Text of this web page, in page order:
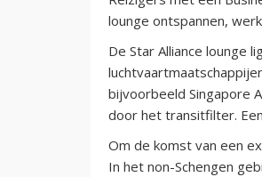
lounge ontspannen,
De Star Alliance lounge
bijvoorbeeld Singapore
door het transitfilter.
Om de komst van een
In het non-Schengen